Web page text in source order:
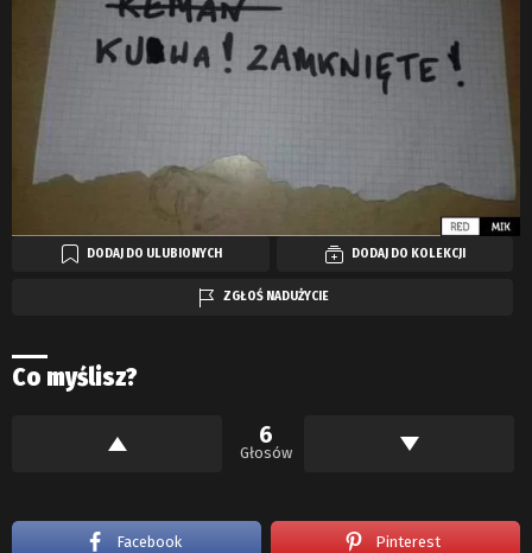
DODAJ DO ULUBIONYCH DODAJ DO KOLEKCJI
ZGŁOŚ NADUŻYCIE
Co myślisz?
6
Głosów
Facebook Pinterest